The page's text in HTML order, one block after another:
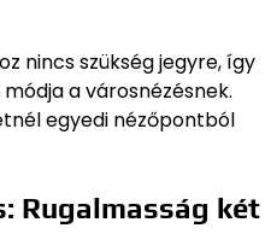
nincs szükség jegyre, így
a városnézésnek.
egyedi nézőpontból
Rugalmasság két